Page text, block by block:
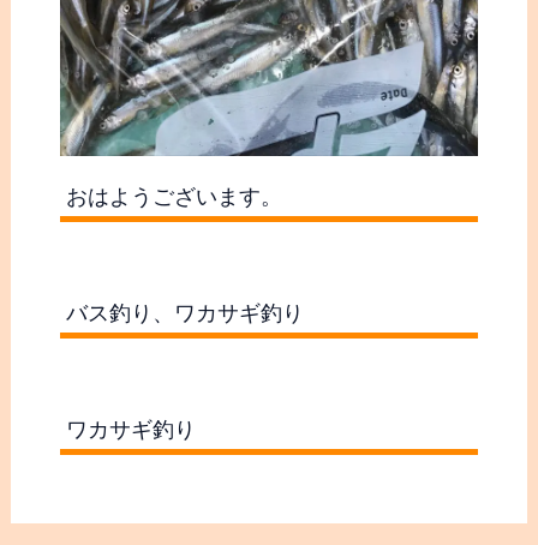
おはようございます。
バス釣り、ワカサギ釣り
ワカサギ釣り